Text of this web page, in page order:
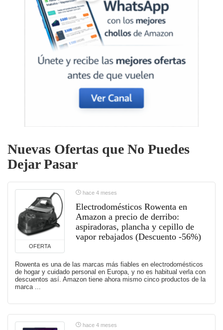
Nuevas Ofertas que No Puedes
Dejar Pasar
OFERTA
hace 4 meses
Electrodomésticos Rowenta en
Amazon a precio de derribo:
aspiradoras, plancha y cepillo de
vapor rebajados (Descuento -56%)
Rowenta es una de las marcas más fiables en electrodomésticos
de hogar y cuidado personal en Europa, y no es habitual verla con
descuentos así. Amazon tiene ahora mismo cinco productos de la
marca ...
hace 4 meses